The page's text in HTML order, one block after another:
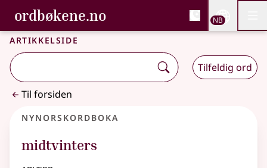
Gå til hovedinnhold
Tilgjengelighet
ordbøkene.no, Bokmålsordboka og
Bokmålsordboka og Nynorskordboka
NB
Artikkelside
Tilfeldig ord
Til forsiden
Nynorskordboka
midtvinters